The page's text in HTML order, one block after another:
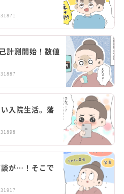
計測開始！数値
入院生活。落
談が…！そこで